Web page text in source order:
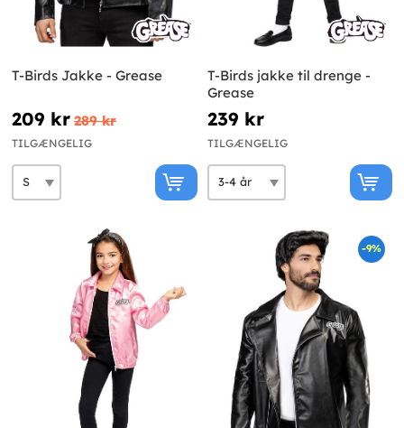
T-Birds Jakke - Grease
209 kr 289 kr
TILGÆNGELIG
T-Birds jakke til drenge -
Grease
239 kr
TILGÆNGELIG
-9%